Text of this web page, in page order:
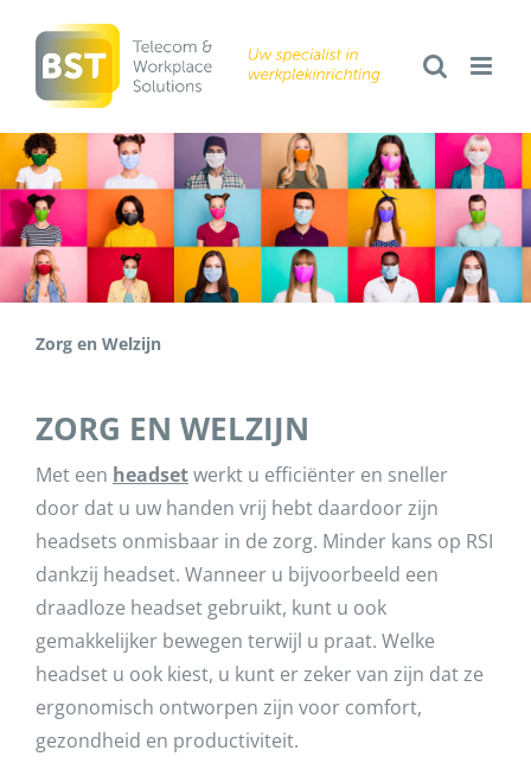
naar
inhoud
Zorg en Welzijn
ZORG EN WELZIJN
Met een headsetwerkt u efficiënter en sneller
door dat u uw handen vrij hebt daardoor zijn
headsets onmisbaar in de zorg. Minder kans op RSI
dankzij headset. Wanneer u bijvoorbeeld een
draadloze headset gebruikt, kunt u ook
gemakkelijker bewegen terwijl u praat. Welke
headset u ook kiest, u kunt er zeker van zijn dat ze
ergonomisch ontworpen zijn voor comfort,
gezondheid en productiviteit.